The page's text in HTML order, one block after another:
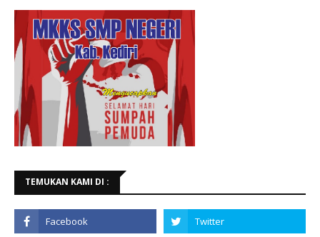
TEMUKAN KAMI DI :